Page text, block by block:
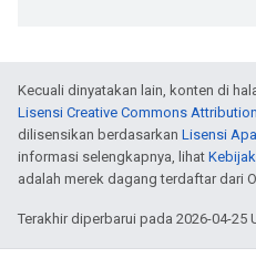
Kecuali dinyatakan lain, konten di
Lisensi Creative Commons
dilisensikan berdasarkan Lisensi
informasi selengkapnya, lihat
adalah merek dagang terdaftar dari
Terakhir diperbarui pada 2026-04-25